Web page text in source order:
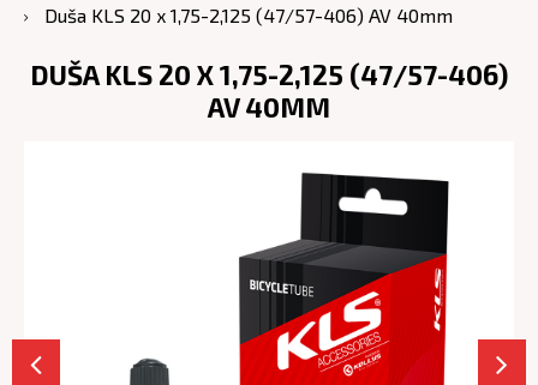
Duša KLS 20 x 1,75-2,125 (47/57-406) AV 40mm
DUŠA KLS 20 X 1,75-2,125 (47/57-406)
AV 40MM